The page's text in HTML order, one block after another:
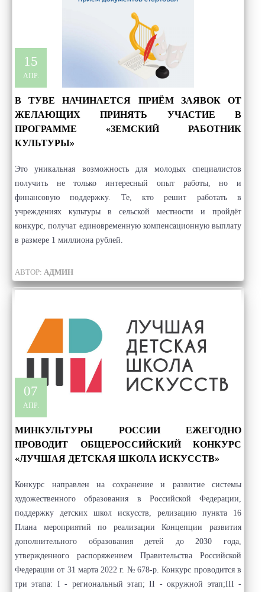
15
АПР.
В ТУВЕ НАЧИНАЕТСЯ ПРИЁМ ЗАЯВОК ОТ
ЖЕЛАЮЩИХ ПРИНЯТЬ УЧАСТИЕ В
ПРОГРАММЕ «ЗЕМСКИЙ РАБОТНИК
КУЛЬТУРЫ»
Это уникальная возможность для молодых специалистов
получить не только интересный опыт работы, но и
финансовую поддержку. Те, кто решит работать в
учреждениях культуры в сельской местности и пройдёт
конкурс, получат единовременную компенсационную выплату
в размере 1 миллиона рублей.
АВТОР: АДМИН
07
АПР.
МИНКУЛЬТУРЫ РОССИИ ЕЖЕГОДНО
ПРОВОДИТ ОБЩЕРОССИЙСКИЙ КОНКУРС
«ЛУЧШАЯ ДЕТСКАЯ ШКОЛА ИСКУССТВ»
Конкурс направлен на сохранение и развитие системы
художественного образования в Российской Федерации,
поддержку детских школ искусств, релизацию пункта 16
Плана мероприятий по реализации Концепции развития
дополнительного образования детей до 2030 года,
утвержденного распоряжением Правительства Российской
Федерации от 31 марта 2022 г. № 678-р. Конкурс проводится в
три этапа: I - региональный этап; II - окружной этап;III -